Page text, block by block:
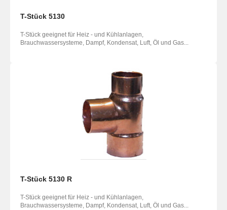
T-Stück 5130
T-Stück geeignet für Heiz - und Kühlanlagen,
Brauchwassersysteme, Dampf, Kondensat, Luft, Öl und Gas...
T-Stück 5130 R
T-Stück geeignet für Heiz - und Kühlanlagen,
Brauchwassersysteme, Dampf, Kondensat, Luft, Öl und Gas...